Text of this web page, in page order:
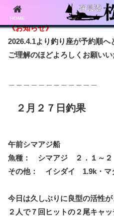
《お知らせ》
2026.4.1より釣り座が予約順へ
ご理解のほどよろしくお願い
２月２７日釣果
午前シマアジ船
魚種： シマアジ ２．１～
その他： イシダイ 1.9k・マ
今日は久しぶりに良型の活性
２人で７回ヒットの２尾キャ
HOME